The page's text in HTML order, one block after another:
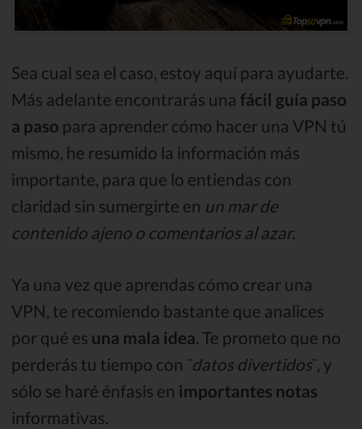
Sea cual sea el caso, estoy aquí para ayudarte.
Más adelante encontrarás una fácil guía paso
a paso para aprender cómo hacer una VPN tú
mismo, he resumido la información más
importante, para que lo entiendas con
claridad sin sumergirte en un mar de
contenido ajeno o comentarios al azar.
Ya una vez que aprendas cómo crear una
VPN, te recomiendo bastante que analices
por qué es una mala idea. Te prometo que no
perderás tu tiempo con ¨datos divertidos¨, y
sólo se haré énfasis en importantes notas
informativas.